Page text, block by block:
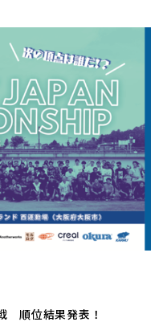
順位結果発表！